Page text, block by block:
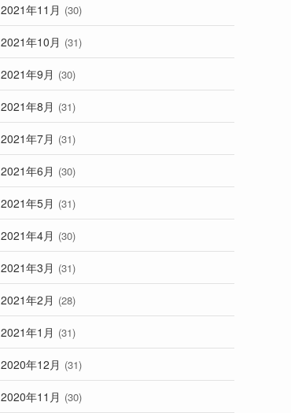
2021年11月 (30)
2021年10月 (31)
2021年9月 (30)
2021年8月 (31)
2021年7月 (31)
2021年6月 (30)
2021年5月 (31)
2021年4月 (30)
2021年3月 (31)
2021年2月 (28)
2021年1月 (31)
2020年12月 (31)
2020年11月 (30)